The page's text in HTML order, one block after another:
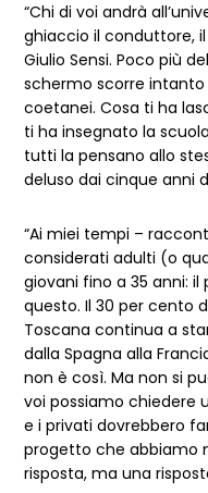
“Chi di voi andrà
ghiaccio il conduttore,
Giulio Sensi. Poco più
schermo scorre
coetanei. Cosa ti ha
ti ha insegnato la
tutti la pensano allo
deluso dai cinque anni
“Ai miei tempi –
considerati adulti (o
giovani fino a 35 anni:
questo. Il 30 per cento
Toscana continua a
dalla Spagna alla
non è così. Ma non si
voi possiamo chiedere
e i privati dovrebbero
progetto che abbiamo
risposta, ma una